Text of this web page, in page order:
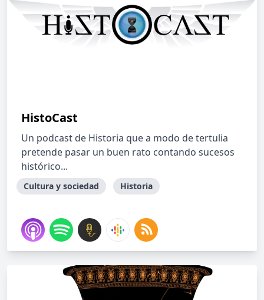
HistoCast
Un podcast de Historia que a modo de tertulia
pretende pasar un buen rato contando sucesos
histórico...
Cultura y sociedad Historia